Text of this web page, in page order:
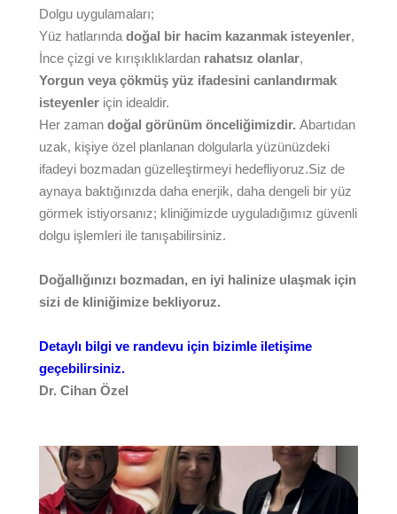
Dolgu uygulamaları;
Yüz hatlarında doğal bir hacim kazanmak isteyenler,
İnce çizgi ve kırışıklıklardan rahatsız olanlar,
Yorgun veya çökmüş yüz ifadesini canlandırmak
isteyenler için idealdir.
Her zaman doğal görünüm önceliğimizdir. Abartıdan
uzak, kişiye özel planlanan dolgularla yüzünüzdeki
ifadeyi bozmadan güzelleştirmeyi hedefliyoruz.Siz de
aynaya baktığınızda daha enerjik, daha dengeli bir yüz
görmek istiyorsanız; kliniğimizde uyguladığımız güvenli
dolgu işlemleri ile tanışabilirsiniz.
Doğallığınızı bozmadan, en iyi halinize ulaşmak için
sizi de kliniğimize bekliyoruz.
Detaylı bilgi ve randevu için bizimle iletişime
geçebilirsiniz.
Dr. Cihan Özel